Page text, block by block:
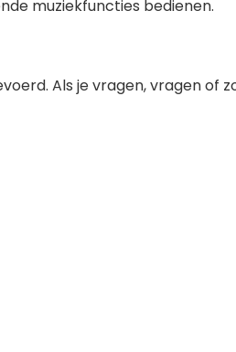
muziekfuncties bedienen.
Als je vragen, vragen of